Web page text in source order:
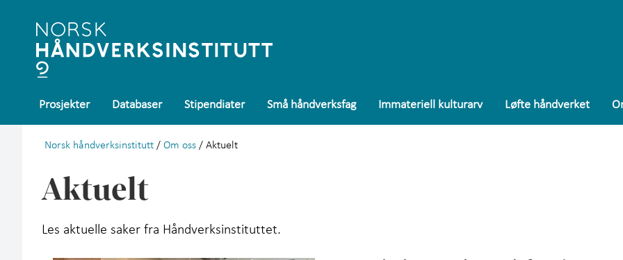
Prosjekter Databaser Stipendiater Små håndverksfag Immateriell kulturarv Løfte håndverket
Norsk håndverksinstitutt / Om oss / Aktuelt
Aktuelt
Les aktuelle saker fra Håndverksinstituttet.